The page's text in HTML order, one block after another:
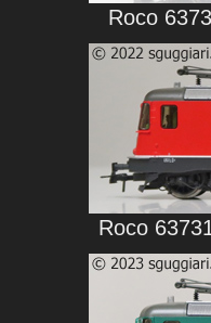
Roco
Roco